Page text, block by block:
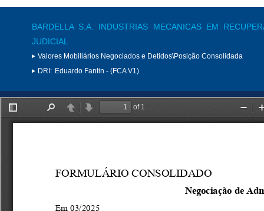
BARDELLA S.A. INDUSTRIAS MECANICAS EM
JUDICIAL
Valores Mobiliários Negociados e Detidos\Posição Consolidada
DRI: Eduardo Fantin - (FCA V1)